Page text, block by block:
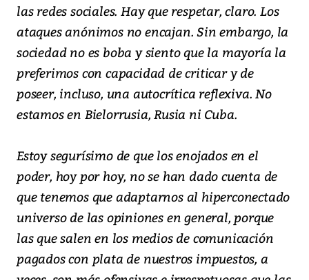
las redes sociales. Hay que respetar, claro. Los
ataques anónimos no encajan. Sin embargo, la
sociedad no es boba y siento que la mayoría la
preferimos con capacidad de criticar y de
poseer, incluso, una autocrítica reflexiva. No
estamos en Bielorrusia, Rusia ni Cuba.
Estoy segurísimo de que los enojados en el
poder, hoy por hoy, no se han dado cuenta de
que tenemos que adaptarnos al hiperconectado
universo de las opiniones en general, porque
las que salen en los medios de comunicación
pagados con plata de nuestros impuestos, a